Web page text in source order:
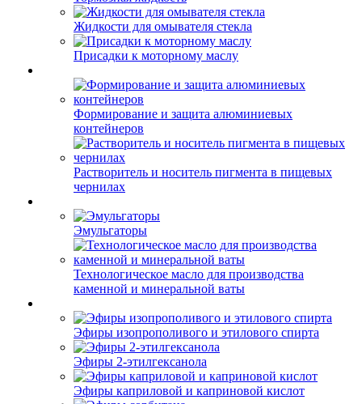
Жидкости для омывателя стекла
Присадки к моторному маслу
Формирование и защита алюминиевых
контейнеров
Растворитель и носитель пигмента в пищевых
чернилах
Эмульгаторы
Технологическое масло для производства
каменной и минеральной ваты
Эфиры изопрополивого и этилового спирта
Эфиры 2-этилгексанола
Эфиры каприловой и каприновой кислот